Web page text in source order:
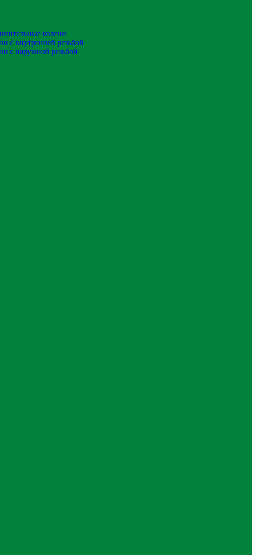
колени
с внутренней резьбой
с наружной резьбой